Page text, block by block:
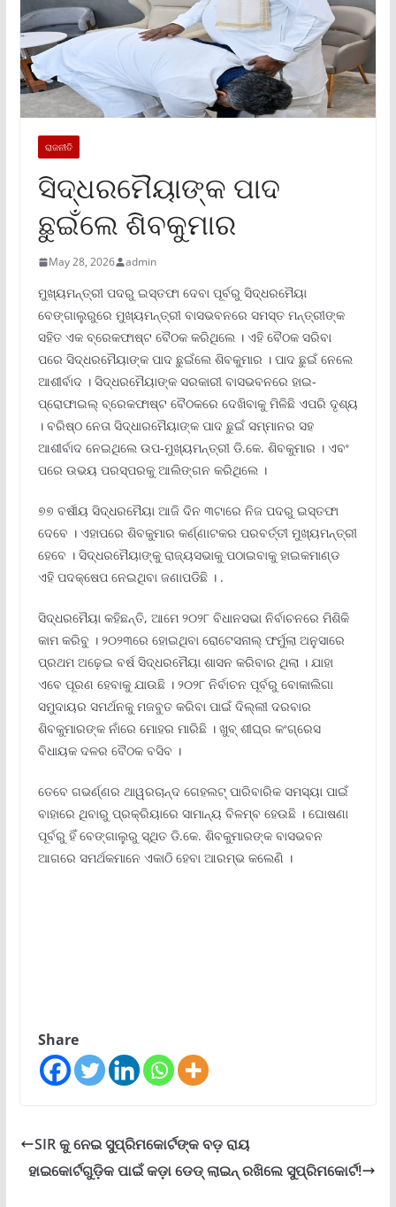
ରାଜନୀତି
ସିଦ୍ଧରମୈୟାଙ୍କ ପାଦ
ଛୁଇଁଲେ ଶିବକୁମାର
May 28, 2026 admin
ମୁଖ୍ୟମନ୍ତ୍ରୀ ପଦରୁ ଇସ୍ତଫା ଦେବା ପୂର୍ବରୁ ସିଦ୍ଧରମୈୟା
ବେଙ୍ଗାଲୁରୁରେ ମୁଖ୍ୟମନ୍ତ୍ରୀ ବାସଭବନରେ ସମସ୍ତ ମନ୍ତ୍ରୀଙ୍କ
ସହିତ ଏକ ବ୍ରେକଫାଷ୍ଟ ବୈଠକ କରିଥିଲେ । ଏହି ବୈଠକ ସରିବା
ପରେ ସିଦ୍ଧରମୈୟାଙ୍କ ପାଦ ଛୁଇଁଲେ ଶିବକୁମାର । ପାଦ ଛୁଇଁ ନେଲେ
ଆଶୀର୍ବାଦ । ସିଦ୍ଧରମୈୟାଙ୍କ ସରକାରୀ ବାସଭବନରେ ହାଇ-
ପ୍ରୋଫାଇଲ୍ ବ୍ରେକଫାଷ୍ଟ ବୈଠକରେ ଦେଖିବାକୁ ମିଳିଛି ଏପରି ଦୃଶ୍ୟ
। ବରିଷ୍ଠ ନେତା ସିଦ୍ଧାରମୈୟାଙ୍କ ପାଦ ଛୁଇଁ ସମ୍ମାନର ସହ
ଆଶୀର୍ବାଦ ନେଇଥିଲେ ଉପ-ମୁଖ୍ୟମନ୍ତ୍ରୀ ଡି.କେ. ଶିବକୁମାର । ଏବଂ
ପରେ ଉଭୟ ପରସ୍ପରକୁ ଆଲିଙ୍ଗନ କରିଥିଲେ ।
୭୭ ବର୍ଷୀୟ ସିଦ୍ଧରମୈୟା ଆଜି ଦିନ ୩ଟାରେ ନିଜ ପଦରୁ ଇସ୍ତଫା
ଦେବେ । ଏହାପରେ ଶିବକୁମାର କର୍ଣ୍ଣାଟକର ପରବର୍ତ୍ତୀ ମୁଖ୍ୟମନ୍ତ୍ରୀ
ହେବେ । ସିଦ୍ଧରମୈୟାଙ୍କୁ ରାଜ୍ୟସଭାକୁ ପଠାଇବାକୁ ହାଇକମାଣ୍ଡ
ଏହି ପଦକ୍ଷେପ ନେଇଥିବା ଜଣାପଡିଛି । .
ସିଦ୍ଧରମୈୟା କହିଛନ୍ତି, ଆମେ ୨୦୨୮ ବିଧାନସଭା ନିର୍ବାଚନରେ ମିଶିକି
କାମ କରିବୁ । ୨୦୨୩ରେ ହୋଇଥିବା ରୋଟେସନାଲ୍ ଫର୍ମୁଲା ଅନୁସାରେ
ପ୍ରଥମ ଅଢ଼େଇ ବର୍ଷ ସିଦ୍ଧରମୈୟା ଶାସନ କରିବାର ଥିଲା । ଯାହା
ଏବେ ପୂରଣ ହେବାକୁ ଯାଉଛି । ୨୦୨୮ ନିର୍ବାଚନ ପୂର୍ବରୁ ବୋକାଲିଗା
ସମୁଦାୟର ସମର୍ଥନକୁ ମଜବୁତ କରିବା ପାଇଁ ଦିଲ୍ଲୀ ଦରବାର
ଶିବକୁମାରଙ୍କ ନାଁରେ ମୋହର ମାରିଛି । ଖୁବ୍ ଶୀଘ୍ର କଂଗ୍ରେସ
ବିଧାୟକ ଦଳର ବୈଠକ ବସିବ ।
ତେବେ ଗଭର୍ଣ୍ଣର ଥାୱରଚାନ୍ଦ ଗେହଲଟ୍ ପାରିବାରିକ ସମସ୍ୟା ପାଇଁ
ବାହାରେ ଥିବାରୁ ପ୍ରକ୍ରିୟାରେ ସାମାନ୍ୟ ବିଳମ୍ବ ହେଉଛି । ଘୋଷଣା
ପୂର୍ବରୁ ହିଁ ବେଙ୍ଗାଲୁରୁ ସ୍ଥିତ ଡି.କେ. ଶିବକୁମାରଙ୍କ ବାସଭବନ
ଆଗରେ ସମର୍ଥକମାନେ ଏକାଠି ହେବା ଆରମ୍ଭ କଲେଣି ।
Share
SIR କୁ ନେଇ ସୁପ୍ରିମକୋର୍ଟଙ୍କ ବଡ଼ ରାୟ
ହାଇକୋର୍ଟଗୁଡ଼ିକ ପାଇଁ କଡ଼ା ଡେଡ୍ ଲାଇନ୍ ରଖିଲେ ସୁପ୍ରିମକୋର୍ଟ!